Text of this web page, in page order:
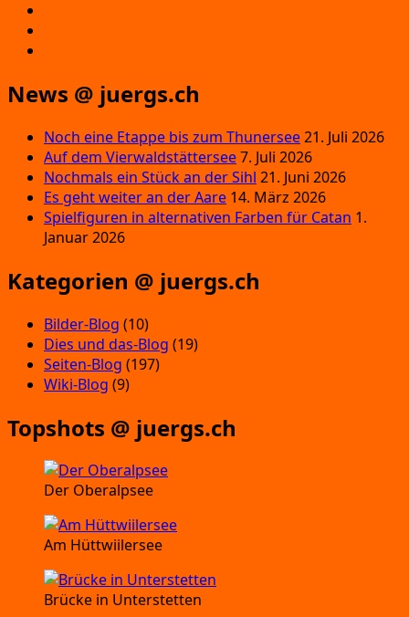
News @ juergs.ch
Noch eine Etappe bis zum Thunersee21. Juli 2026
Auf dem Vierwaldstättersee7. Juli 2026
Nochmals ein Stück an der Sihl 21. Juni 2026
Es geht weiter an der Aare 14. März 2026
Spielfiguren in alternativen Farben für Catan 1.
Januar 2026
Kategorien @ juergs.ch
Bilder-Blog (10)
Dies und das-Blog (19)
Seiten-Blog (197)
Wiki-Blog (9)
Topshots @ juergs.ch
Der Oberalpsee
Am Hüttwiilersee
Brücke in Unterstetten